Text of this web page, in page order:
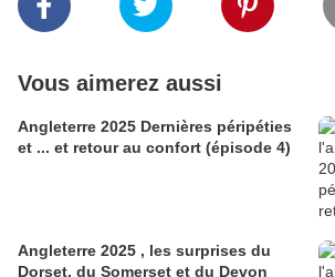
Vous aimerez aussi
Angleterre 2025 Dernières péripéties
et ... et retour au confort (épisode 4)
Angleterre 2025 , les surprises du
Dorset, du Somerset et du Devon